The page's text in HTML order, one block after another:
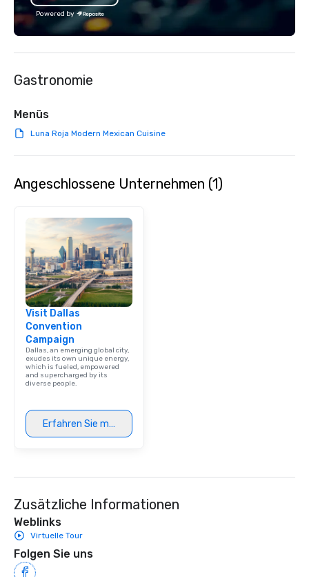
Powered by
Gastronomie
Menüs
Luna Roja Modern Mexican Cuisine
Angeschlossene Unternehmen (1)
Visit Dallas
Convention
Campaign
Dallas, an emerging global city,
exudes its own unique energy,
which is fueled, empowered
and supercharged by its
diverse people.
Erfahren Sie mehr
Zusätzliche Informationen
Weblinks
Virtuelle Tour
Folgen Sie uns